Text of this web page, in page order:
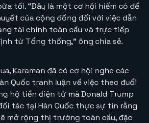
tối. “Đây là một cơ hội hiếm có để
của cộng đồng đối với việc dẫn
tài chính toàn cầu và trực tiếp
từ Tổng thống,” ông chia sẻ.
Karaman đã có cơ hội nghe các
Quốc tranh luận về việc theo đuổi
hộ tiền điện tử mà Donald Trump
tác tại Hàn Quốc thực sự tin rằng
mở rộng thị trường toàn cầu, đặc